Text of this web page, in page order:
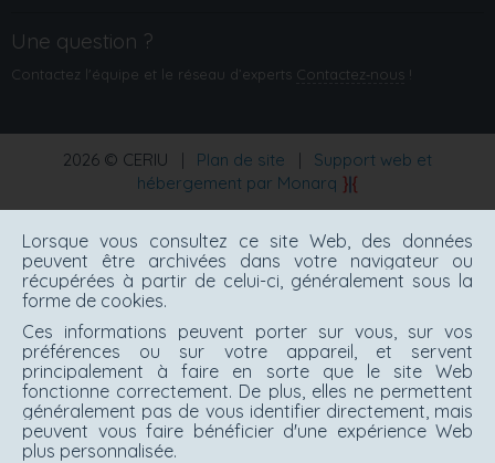
Une question ?
Contactez l'équipe et le réseau d’experts Contactez‑nous !
2026 © CERIU | Plan de site |
Support web et
hébergement par Monarq
Lorsque vous consultez ce site Web, des données
peuvent être archivées dans votre navigateur ou
récupérées à partir de celui-ci, généralement sous la
forme de cookies.
Ces informations peuvent porter sur vous, sur vos
préférences ou sur votre appareil, et servent
principalement à faire en sorte que le site Web
fonctionne correctement. De plus, elles ne permettent
généralement pas de vous identifier directement, mais
peuvent vous faire bénéficier d'une expérience Web
plus personnalisée.